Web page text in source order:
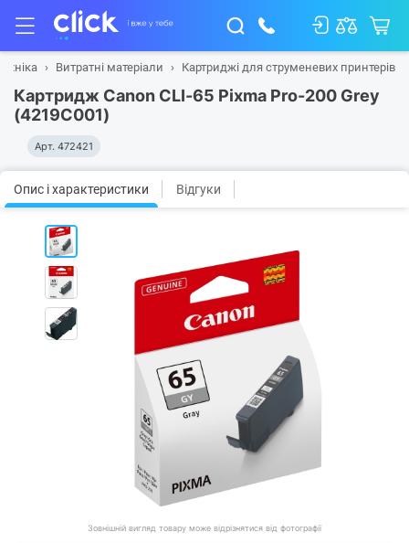
Витратні матеріали Картриджі для струменевих принтерів
Картридж Canon CLI-65 Pixma Pro-200 Grey
(4219C001)
Арт. 472421
Опис і характеристики Відгуки
Зовнішній вигляд товару може відрізнятися від фотографії